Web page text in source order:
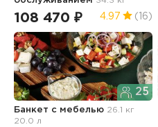
108 470 ₽ 4.97 (16)
25
Банкет с мебелью 26.1 кг
20.0 л